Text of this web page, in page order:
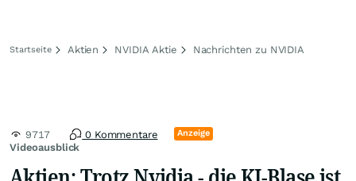
Startseite Aktien NVIDIA Aktie Nachrichten zu NVIDIA
Videoausblick
9717 0 Kommentare Anzeige